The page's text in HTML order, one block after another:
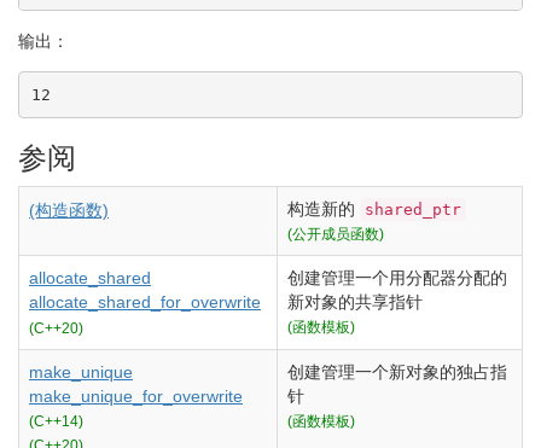
输出：
12
参阅
(构造函数) 构造新的 shared_ptr
(公开成员函数)
allocate_shared
allocate_shared_for_overwrite
(C++20)
创建管理一个用分配器分配的
新对象的共享指针
(函数模板)
make_unique
make_unique_for_overwrite
(C++14)
创建管理一个新对象的独占指
针
(函数模板)